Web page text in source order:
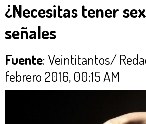
¿Necesitas tener
señales
Fuente: Veintitantos/
febrero 2016, 00:15 AM